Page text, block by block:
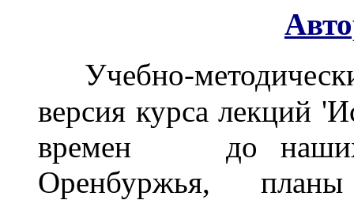
Учебно-
версия курса лекций
времен до наших
Оренбуржья,